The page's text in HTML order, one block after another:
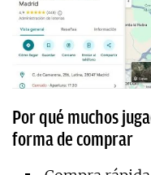
Por qué muchos
forma de comprar